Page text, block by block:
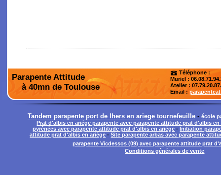
Parapente Attitude
à 40mn de Toulouse
Téléphone :
Muriel :
Atelier:
Email :
Tandem parapente port de lhers en ariege tournefeuille - école
Prat d'albis en ariége parapente avec parapente attitude prat d'albis en
pyrénées avec parapente attitude prat d'albis en ariége -Initiation
attitude prat d'albis en ariége -Site parapente arbas avec parapente
parapente Vicdessos (09) avec parapente attitude prat
Conditions générales de vente